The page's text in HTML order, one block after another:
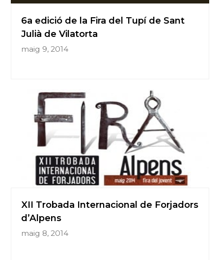
6a edició de la Fira del Tupí de Sant
Julià de Vilatorta
maig 9, 2014
XII Trobada Internacional de Forjadors
d’Alpens
maig 8, 2014